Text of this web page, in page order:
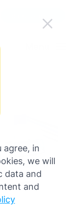
agree, in
we will
data and
and